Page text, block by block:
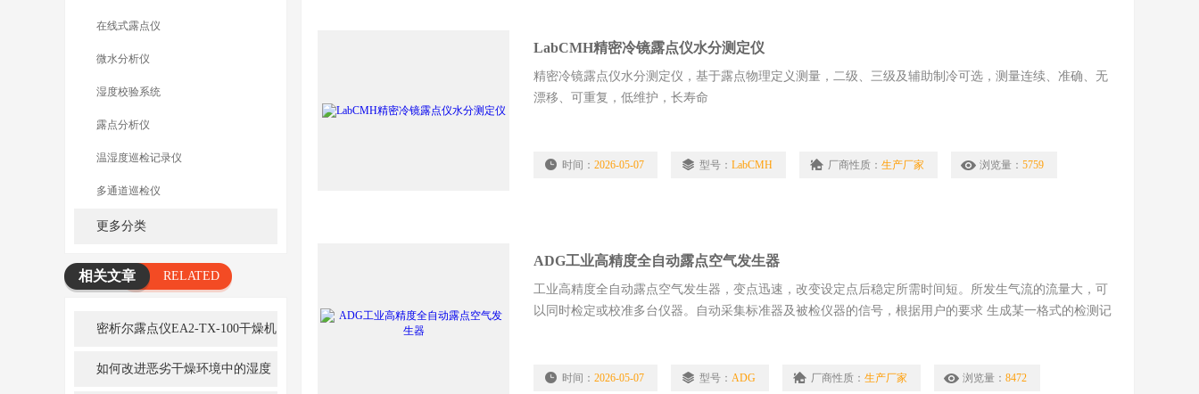
在线式露点仪
微水分析仪
湿度校验系统
露点分析仪
温湿度巡检记录仪
多通道巡检仪
更多分类
相关文章
RELATED
密析尔露点仪EA2-TX-100干燥机
如何改进恶劣干燥环境中的湿度
LabCMH精密冷镜露点仪水分测定仪
精密冷镜露点仪水分测定仪，基于露点物理定义测量，二级、三级及辅助制冷可选，测量连续、准确、无
漂移、可重复，低维护，长寿命
时间：2026-05-07 型号：LabCMH 厂商性质：生产厂家 浏览量：5759
ADG工业高精度全自动露点空气发生器
工业高精度全自动露点空气发生器，变点迅速，改变设定点后稳定所需时间短。所发生气流的流量大，可
以同时检定或校准多台仪器。自动采集标准器及被检仪器的信号，根据用户的要求 生成某一格式的检测记
时间：2026-05-07 型号：ADG 厂商性质：生产厂家 浏览量：8472